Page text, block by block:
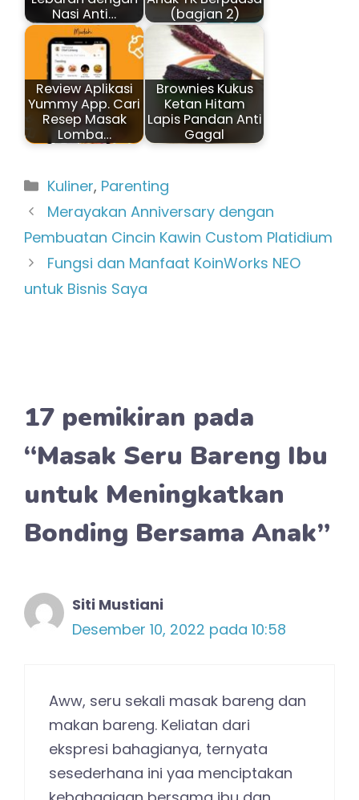
Nasi Anti…
(bagian 2)
Review Aplikasi
Yummy App. Cari
Resep Masak
Lomba…
Brownies Kukus
Ketan Hitam
Lapis Pandan Anti
Gagal
Kategori
Kuliner, Parenting
Merayakan Anniversary dengan
Pembuatan Cincin Kawin Custom Platidium
Fungsi dan Manfaat KoinWorks NEO
untuk Bisnis Saya
17 pemikiran pada
“Masak Seru Bareng Ibu
untuk Meningkatkan
Bonding Bersama Anak”
Siti Mustiani
Desember 10, 2022 pada 10:58
Aww, seru sekali masak bareng dan
makan bareng. Keliatan dari
ekspresi bahagianya, ternyata
sesederhana ini yaa menciptakan